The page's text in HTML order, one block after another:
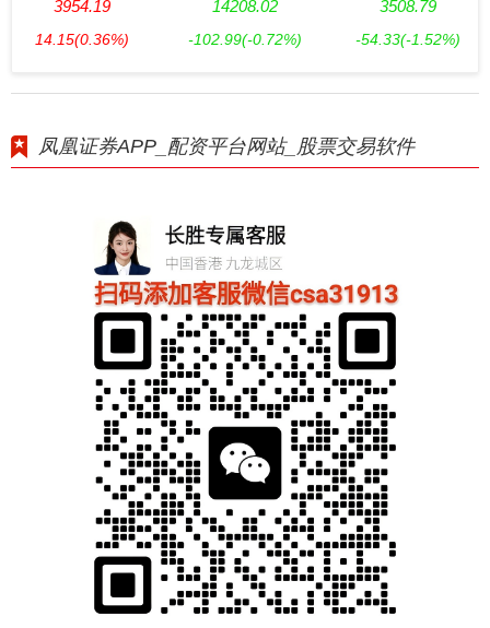
3954.19
14.15(0.36%)
14208.02
-102.99(-0.72%)
3508.79
-54.33(-1.52%)
凤凰证券APP_配资平台网站_股票交易软件